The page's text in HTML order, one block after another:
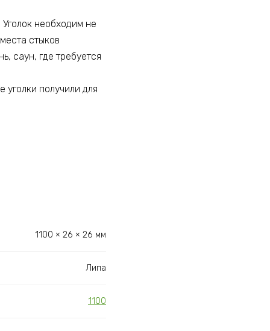
необходим не
стыков
саун, где требуется
получили для
1100 × 26 × 26 мм
Липа
1100